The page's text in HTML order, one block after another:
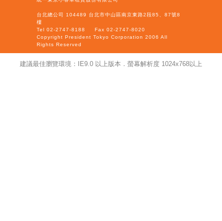
台北總公司 104489 台北市中山區南京東路2段85、87號8
樓
Tel 02-2747-8188
Fax 02-2747-8020
Copyright President Tokyo Corporation 2006 All
Rights Reserved
建議最佳瀏覽環境：IE9.0 以上版本．螢幕解析度 1024x768以上